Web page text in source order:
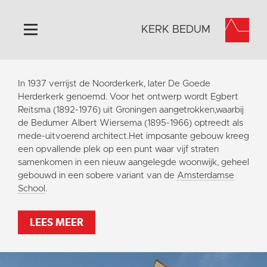
Home
Algemeen
Historie
Omgeving
Activiteiten
Steun ons
Contact
Vaktaal
KERK BEDUM
In 1937 verrijst de Noorderkerk, later De Goede
Herderkerk genoemd. Voor het ontwerp wordt Egbert
Reitsma (1892-1976) uit Groningen aangetrokken,waarbij
de Bedumer Albert Wiersema (1895-1966) optreedt als
mede-uitvoerend architect.Het imposante gebouw kreeg
een opvallende plek op een punt waar vijf straten
samenkomen in een nieuw aangelegde woonwijk, geheel
gebouwd in een sobere variant van de Amsterdamse
School .
LEES MEER